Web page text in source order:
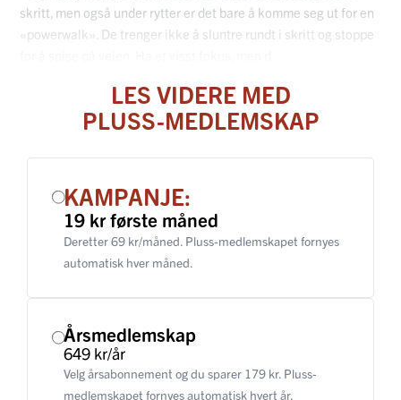
skritt, men også under rytter er det bare å komme seg ut for en
«powerwalk». De trenger ikke å sluntre rundt i skritt og stoppe
LES VIDERE MED
PLUSS-MEDLEMSKAP
KAMPANJE:
19 kr første måned
Deretter 69 kr/måned. Pluss-medlemskapet fornyes
automatisk hver måned.
Årsmedlemskap
649 kr/år
Velg årsabonnement og du sparer 179 kr. Pluss-
medlemskapet fornyes automatisk hvert år.